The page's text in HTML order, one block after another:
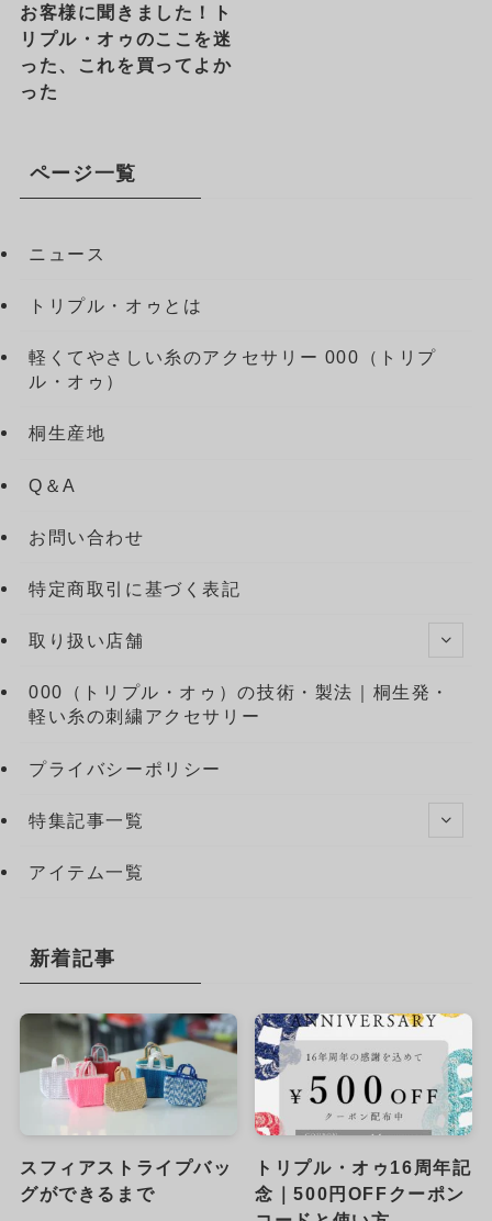
お客様に聞きました！ト
リプル・オゥのここを迷
った、これを買ってよか
った
ページ一覧
ニュース
トリプル・オゥとは
軽くてやさしい糸のアクセサリー 000（トリプ
ル・オゥ）
桐生産地
Q＆A
お問い合わせ
特定商取引に基づく表記
取り扱い店舗
000（トリプル・オゥ）の技術・製法｜桐生発・
軽い糸の刺繍アクセサリー
プライバシーポリシー
特集記事一覧
アイテム一覧
新着記事
スフィアストライプバッ
グができるまで
トリプル・オゥ16周年記
念｜500円OFFクーポン